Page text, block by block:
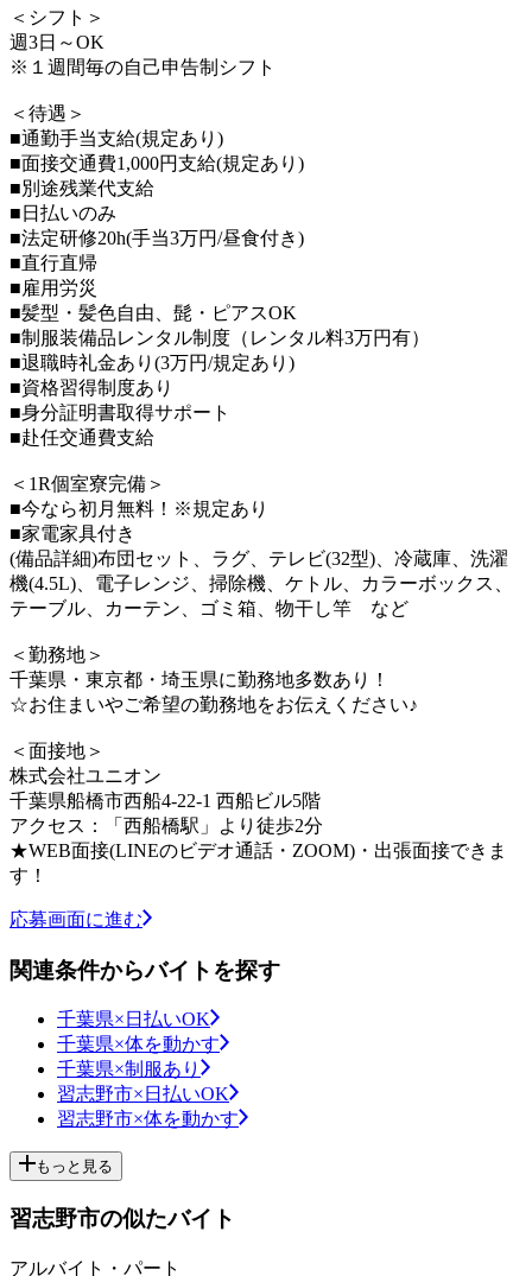
＜シフト＞
週3日～OK
※１週間毎の自己申告制シフト
＜待遇＞
■通勤手当支給(規定あり)
■面接交通費1,000円支給(規定あり)
■別途残業代支給
■日払いのみ
■法定研修20h(手当3万円/昼食付き)
■直行直帰
■雇用労災
■髪型・髪色自由、髭・ピアスOK
■制服装備品レンタル制度（レンタル料3万円有）
■退職時礼金あり(3万円/規定あり)
■資格習得制度あり
■身分証明書取得サポート
■赴任交通費支給
＜1R個室寮完備＞
■今なら初月無料！※規定あり
■家電家具付き
(備品詳細)布団セット、ラグ、テレビ(32型)、冷蔵庫、洗濯
機(4.5L)、電子レンジ、掃除機、ケトル、カラーボックス、
テーブル、カーテン、ゴミ箱、物干し竿 など
＜勤務地＞
千葉県・東京都・埼玉県に勤務地多数あり！
☆お住まいやご希望の勤務地をお伝えください♪
＜面接地＞
株式会社ユニオン
千葉県船橋市西船4-22-1 西船ビル5階
アクセス：「西船橋駅」より徒歩2分
★WEB面接(LINEのビデオ通話・ZOOM)・出張面接できま
す！
応募画面に進む
関連条件からバイトを探す
千葉県×日払いOK
千葉県×体を動かす
千葉県×制服あり
習志野市×日払いOK
習志野市×体を動かす
もっと見る
習志野市の似たバイト
アルバイト・パート